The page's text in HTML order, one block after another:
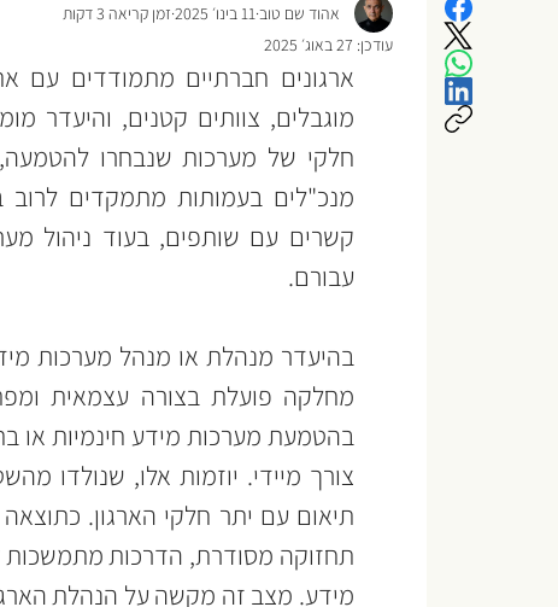
אהוד שם טוב 11 בינו׳ 2025
זמן קריאה 3 דקות
עודכן: 27 באוג׳ 2025
עבורם.